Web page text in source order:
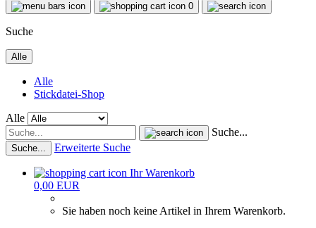
0
Suche
Alle
Alle
Stickdatei-Shop
Alle
Suche...
Suche... Erweiterte Suche
Ihr Warenkorb
0,00 EUR
Sie haben noch keine Artikel in Ihrem Warenkorb.